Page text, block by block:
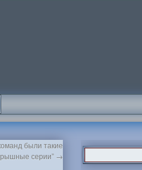
были такие
серии” →